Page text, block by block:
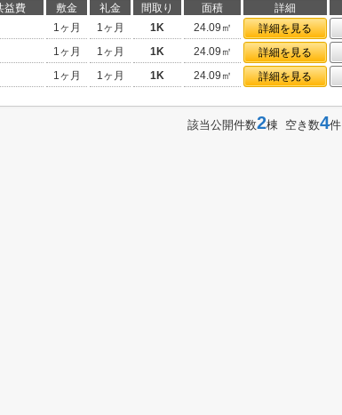
益費 敷金 礼金 間取り 面積 詳細
1ヶ月 1ヶ月 1K 24.09㎡ 詳細を見る
1ヶ月 1ヶ月 1K 24.09㎡ 詳細を見る
1ヶ月 1ヶ月 1K 24.09㎡ 詳細を見る
該当公開件数2棟 空き数4件